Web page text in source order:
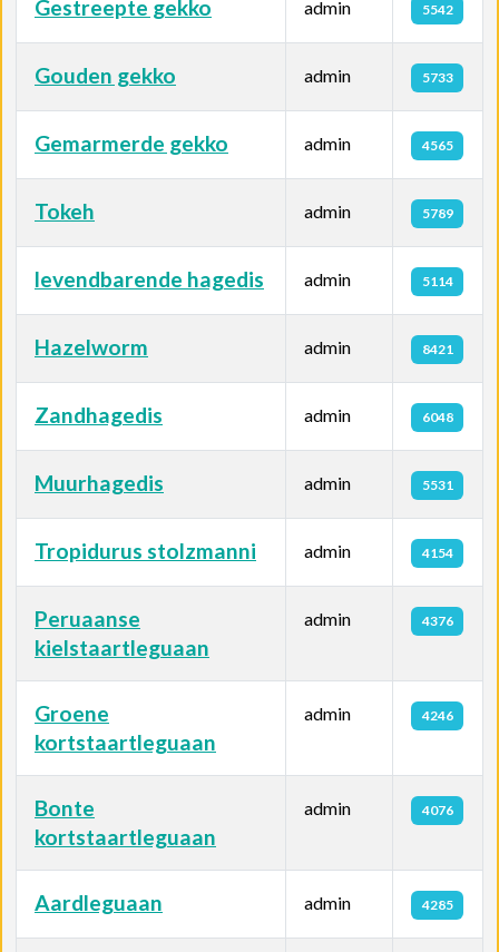
Gestreepte gekko admin 5542
Gouden gekko admin 5733
Gemarmerde gekko admin 4565
Tokeh admin 5789
levendbarende hagedis admin 5114
Hazelworm admin 8421
Zandhagedis admin 6048
Muurhagedis admin 5531
Tropidurus stolzmanni admin 4154
Peruaanse
kielstaartleguaan
admin 4376
Groene
kortstaartleguaan
admin 4246
Bonte
kortstaartleguaan
admin 4076
Aardleguaan admin 4285